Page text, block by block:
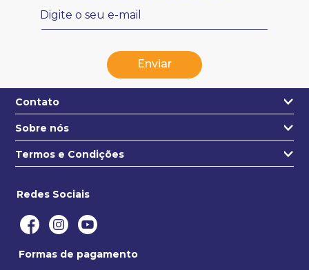
Enviar
Contato
+55 31 3271-4631
contato@estojo.com.br
Sobre nós
Quem somos
Termos e Condições
Politica de entregas
Trocas e devoluções
Redes Sociais
Formas de pagamento